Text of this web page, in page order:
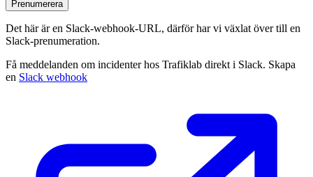
Prenumerera
Det här är en Slack‑webhook‑URL, därför har vi växlat över till en
Slack‑prenumeration.
Få meddelanden om incidenter hos Trafiklab direkt i Slack. Skapa
en Slack webhook